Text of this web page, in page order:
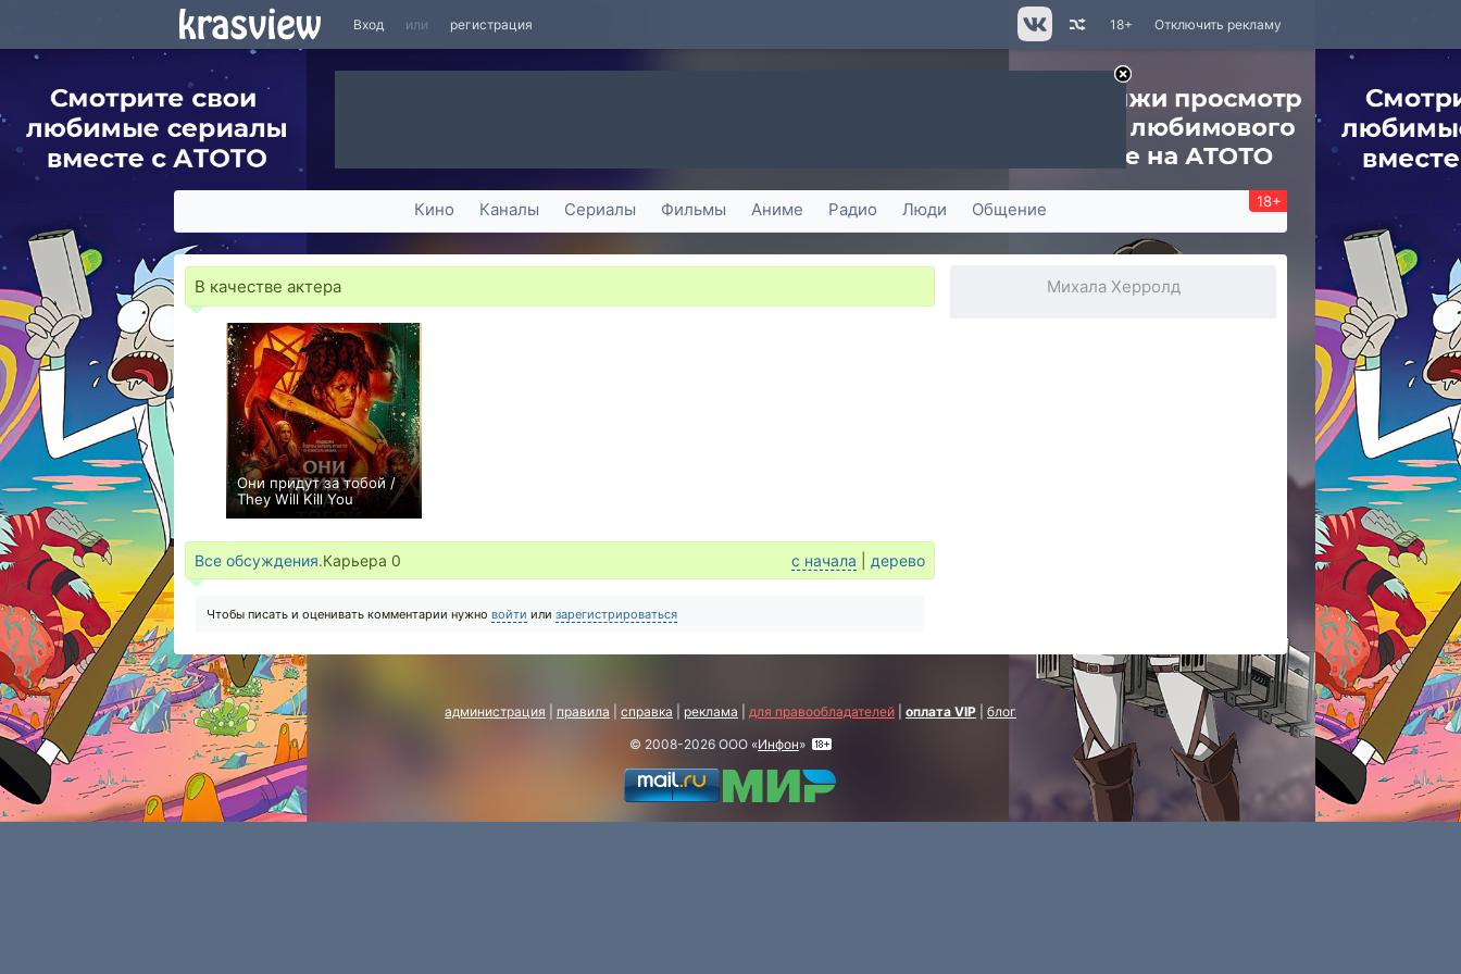
Вход или регистрация Отключить рекламу
18+
Кино Каналы Сериалы Фильмы Аниме Радио Люди Общение 18+
В качестве актера
Они придут за тобой /
They Will Kill You
+118
Все обсуждения.Карьера 0 с начала дерево
Чтобы писать и оценивать комментарии нужно войти или зарегистрироваться
Михала Херролд
администрация правила справка реклама для правообладателей оплата VIP
блог
© 2008-2026 ООО «Инфон»